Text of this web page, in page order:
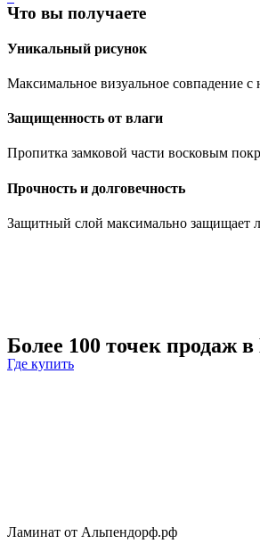
Что вы получаете
Уникальный рисунок
Максимальное визуальное совпадение
Защищенность от влаги
Пропитка замковой части восковым
Прочность и долговечность
Защитный слой максимально защищает
Более 100 точек продаж
Где купить
Ламинат от Альпендорф.рф